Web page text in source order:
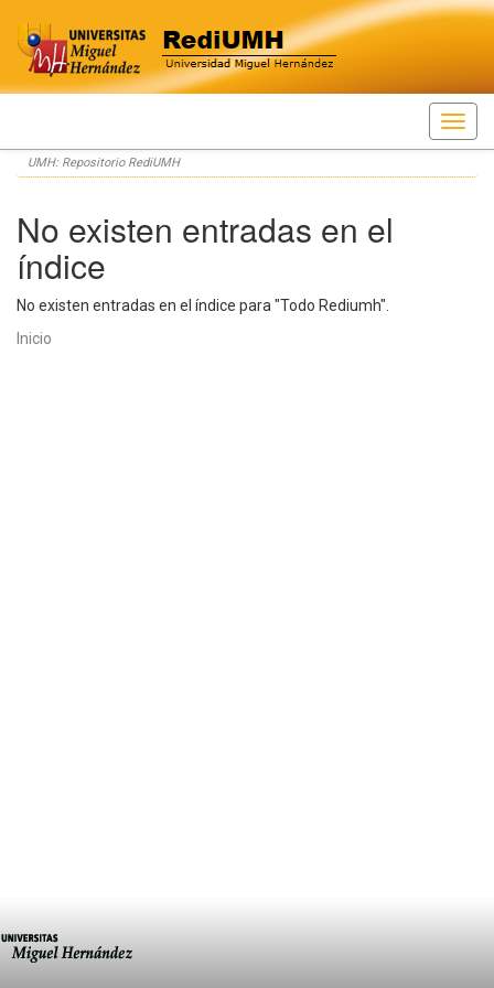
Skip
navigation
UMH: Repositorio RediUMH
No existen entradas en el
índice
No existen entradas en el índice para "Todo Rediumh".
Inicio